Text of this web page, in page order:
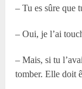
– Tu es sûre que
– Oui, je l’ai
– Mais, si tu
tomber. Elle doit